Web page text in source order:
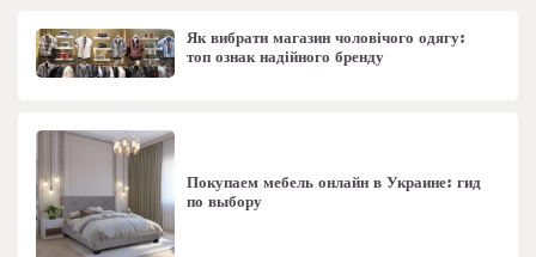
Як вибрати магазин чоловічого одягу:
топ ознак надійного бренду
Покупаем мебель онлайн в Украине: гид
по выбору